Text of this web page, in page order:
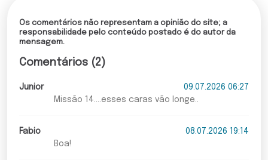
Os comentários não representam a opinião do site; a
responsabilidade pelo conteúdo postado é do autor da
mensagem.
Comentários (2)
Junior
09.07.2026 06:27
Missão 14....esses caras vão longe..
Fabio
08.07.2026 19:14
Boa!